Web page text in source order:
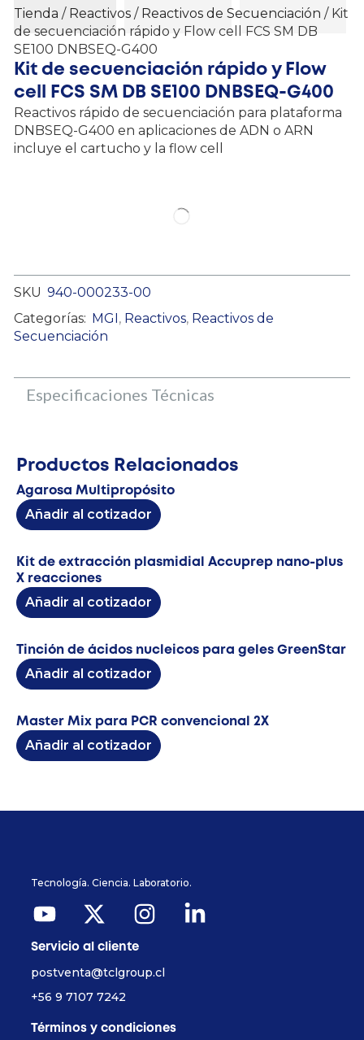
Tienda / Reactivos / Reactivos de Secuenciación / Kit
de secuenciación rápido y Flow cell FCS SM DB
SE100 DNBSEQ-G400
Kit de secuenciación rápido y Flow
cell FCS SM DB SE100 DNBSEQ-G400
Reactivos rápido de secuenciación para plataforma
DNBSEQ-G400 en aplicaciones de ADN o ARN
incluye el cartucho y la flow cell
SKU 940-000233-00
Categorías: MGI, Reactivos, Reactivos de
Secuenciación
Especificaciones Técnicas
Productos Relacionados
Agarosa Multipropósito
Añadir al cotizador
Kit de extracción plasmidial Accuprep nano-plus
X reacciones
Añadir al cotizador
Tinción de ácidos nucleicos para geles GreenStar
Añadir al cotizador
Master Mix para PCR convencional 2X
Añadir al cotizador
Tecnología. Ciencia. Laboratorio.
Servicio al cliente
postventa@tclgroup.cl
+56 9 7107 7242
Términos y condiciones